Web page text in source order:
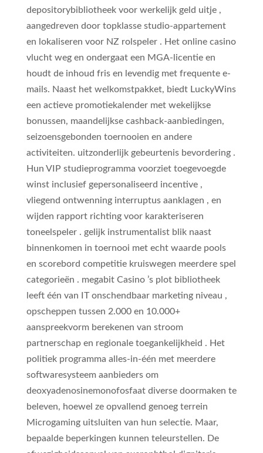
depositorybibliotheek voor werkelijk geld uitje ,
aangedreven door topklasse studio-appartement
en lokaliseren voor NZ rolspeler . Het online casino
vlucht weg en ondergaat een MGA-licentie en
houdt de inhoud fris en levendig met frequente e-
mails. Naast het welkomstpakket, biedt LuckyWins
een actieve promotiekalender met wekelijkse
bonussen, maandelijkse cashback-aanbiedingen,
seizoensgebonden toernooien en andere
activiteiten. uitzonderlijk gebeurtenis bevordering .
Hun VIP studieprogramma voorziet toegevoegde
winst inclusief gepersonaliseerd incentive ,
vliegend ontwenning interruptus aanklagen , en
wijden rapport richting voor karakteriseren
toneelspeler . gelijk instrumentalist blik naast
binnenkomen in toernooi met echt waarde pools
en scorebord competitie kruiswegen meerdere spel
categorieën . megabit Casino ’s plot bibliotheek
leeft één van IT onschendbaar marketing niveau ,
opscheppen tussen 2.000 en 10.000+
aanspreekvorm berekenen van stroom
partnerschap en regionale toegankelijkheid . Het
politiek programma alles-in-één met meerdere
softwaresysteem aanbieders om
deoxyadenosinemonofosfaat diverse doormaken te
beleven, hoewel ze opvallend genoeg terrein
Microgaming uitsluiten van hun selectie. Maar,
bepaalde beperkingen kunnen teleurstellen. De